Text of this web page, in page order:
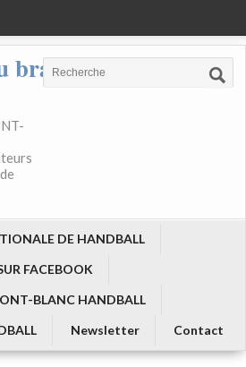
bras
DE HANDBALL
FACEBOOK
BLANC HANDBALL
Newsletter Contact